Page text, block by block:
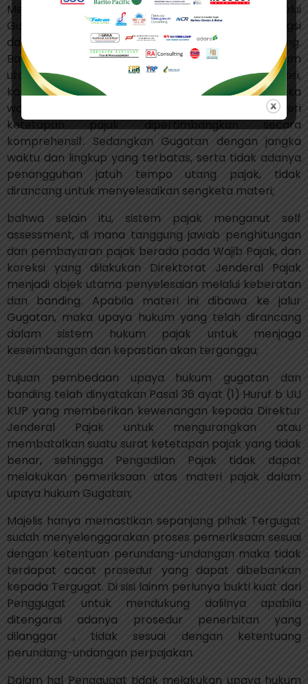
Menimbang bahwa penyelesaian materi melalui
Gugatan akan berakibat pada tereduksinya fungsi
dan nilai upaya hukum keberatan dan banding.
Banding telah ditentukan sebagai upaya hukum
utama untuk menyelesaikan perselisihan materi,
karena di dalam proses banding terdapat jangka
waktu dan prosedur yang memungkinkan materi
ketetapan pajak dipertimbangkan secara
komprehensif. Sedangkan Gugatan dengan jangka
waktu dan lingkup yang terbatas, serta tidak adanya
penangguhan jatuh tempo utang pajak, tidak
dirancang untuk menyelesaikan sengketa materi;
bahwa selain itu, sistem pajak menganut self
assessment, di mana tanggung jawab penghitungan
dan pembayaran pajak berada pada Wajib Pajak, dan
koreksi yang dilakukan Direktorat Jenderal Pajak
menjadi objek utama penyelesaian melalui keberatan
dan banding. Apabila materi ini dibawa ke jalur
Gugatan, maka upaya hukum yang telah dirancang
dalam sistem hukum pajak untuk menjaga
keseimbangan dan kepastian akan terganggu;
tujuan pembedaan upaya hukum gugatan dan
banding telah dinyatakan Pasal 36 ayat (1) Huruf b UU
KUP yang memberikan kewenangan kepada Direktur
Jenderal Pajak untuk mengurangkan atau
membatalkan suatu surat ketetapan pajak yang tidak
benar, sehingga Pengadilan Pajak tidak dapat
melakukan pemeriksaan atas materi pajak dalam
upaya hukum Gugatan;
Majelis hanya memastikan sepanjang pihak Tergugat
sudah menyelenggarakan proses pemeriksaan sesuai
dengan ketentuan perundang-undangan maka tidak
terdapat cacat prosedur yang dapat dibebankan
kepada Tergugat. Di sisi lainm perlunya bukti kuat dari
Penggugat untuk mendukung dalilnya apabila
ditengarai adanya prosedur penerbitan yang
dilanggar , tidak sesuai dengan ketentuang
perundang-undangan perpajakan.
Dalam hal Penggugat tidak melakukan upaya hukum